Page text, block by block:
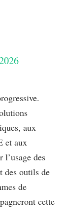
aux
et aux
des
des outils de
de
cette